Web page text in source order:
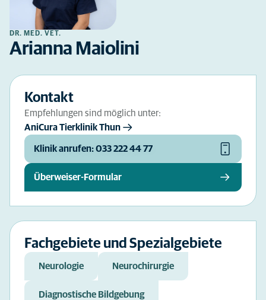
DR. MED. VET.
Arianna Maiolini
Kontakt
Empfehlungen sind möglich unter:
AniCura Tierklinik Thun
Klinik anrufen: 033 222 44 77
Überweiser-Formular
Fachgebiete und Spezialgebiete
Neurologie Neurochirurgie
Diagnostische Bildgebung